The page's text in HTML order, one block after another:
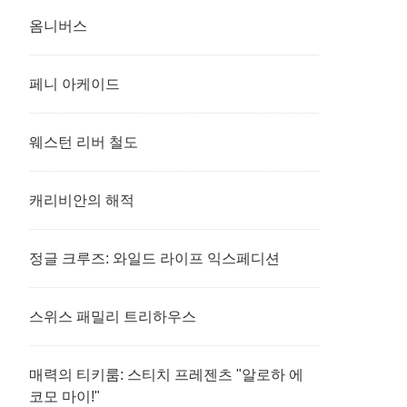
옴니버스
페니 아케이드
웨스턴 리버 철도
캐리비안의 해적
정글 크루즈: 와일드 라이프 익스페디션
스위스 패밀리 트리하우스
매력의 티키룸: 스티치 프레젠츠 "알로하 에
코모 마이!"